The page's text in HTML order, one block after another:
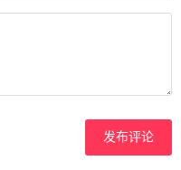
发布评论